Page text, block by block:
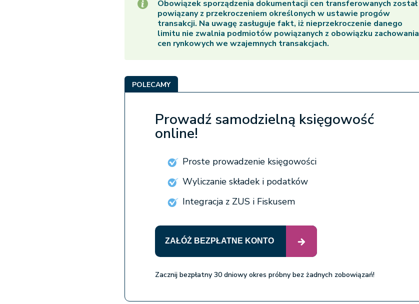
Obowiązek sporządzenia dokumentacji cen transferowanych został
powiązany z przekroczeniem określonych w ustawie progów
transakcji. Na uwagę zasługuje fakt, iż nieprzekroczenie danego
limitu nie zwalnia podmiotów powiązanych z obowiązku zachowania
cen rynkowych we wzajemnych transakcjach.
POLECAMY
Prowadź samodzielną księgowość
online!
Proste prowadzenie księgowości
Wyliczanie składek i podatków
Integracja z ZUS i Fiskusem
ZAŁÓŻ BEZPŁATNE KONTO
Zacznij bezpłatny 30 dniowy okres próbny bez żadnych zobowiązań!